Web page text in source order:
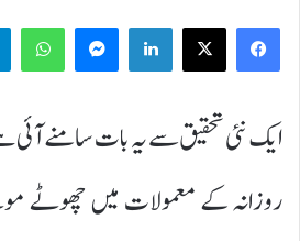
LinkedIn
WhatsApp
ایک نئی تحقیق سے یہ بات سامنے آئی
روزانہ کے معمولات میں چھوٹے